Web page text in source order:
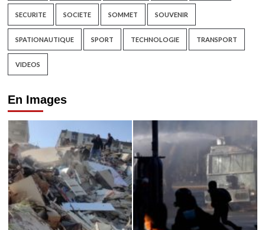
SECURITE SOCIETE SOMMET SOUVENIR
SPATIONAUTIQUE SPORT TECHNOLOGIE TRANSPORT
VIDEOS
En Images